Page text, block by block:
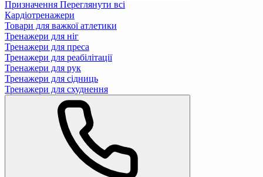
Призначення Переглянути всі
Кардіотренажери
Товари для важкої атлетики
Тренажери для ніг
Тренажери для преса
Тренажери для реабілітації
Тренажери для рук
Тренажери для сідниць
Тренажери для схуднення